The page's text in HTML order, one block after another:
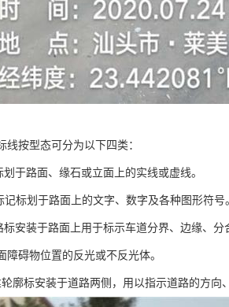
线按型态可分为以下四类：
划于路面、缘石或立面上的实线或虚线。
记标划于路面上的文字、数字及各种图形符号
标安装于路面上用于标示车道分界、边缘、
障碍物位置的反光或不反光体。
廓标安装于道路两侧，用以指示道路的方向